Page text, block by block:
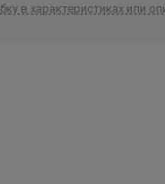
в характеристиках или